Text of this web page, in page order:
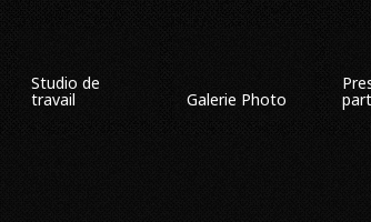
Studio de
travail Galerie Photo